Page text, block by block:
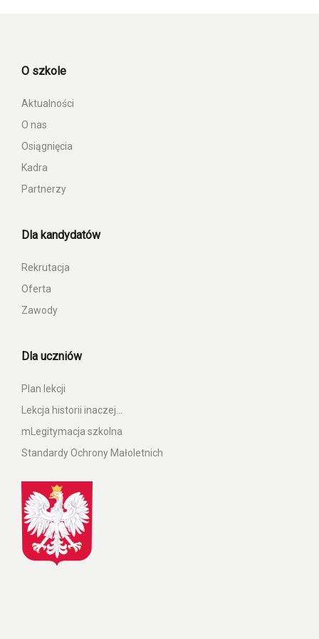
O szkole
Aktualności
O nas
Osiągnięcia
Kadra
Partnerzy
Dla kandydatów
Rekrutacja
Oferta
Zawody
Dla uczniów
Plan lekcji
Lekcja historii inaczej…
mLegitymacja szkolna
Standardy Ochrony Małoletnich